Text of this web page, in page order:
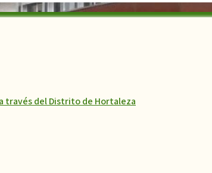
través del Distrito de Hortaleza